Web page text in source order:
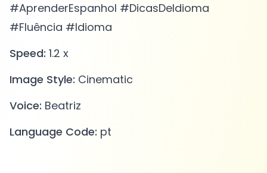
#AprenderEspanhol #DicasDeIdioma
#Fluência #Idioma
Speed: 1.2 x
Image Style: Cinematic
Voice: Beatriz
Language Code: pt